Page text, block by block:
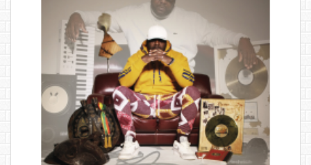
APERÇU
SOUHAITS
COMPARER